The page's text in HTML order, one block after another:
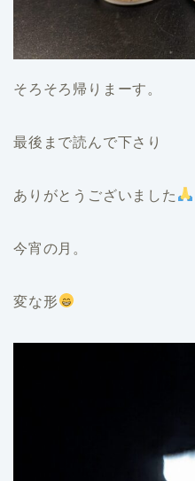
そろそろ帰りまーす。
最後まで読んで下さり
ありがとうございました
今宵の月。
変な形